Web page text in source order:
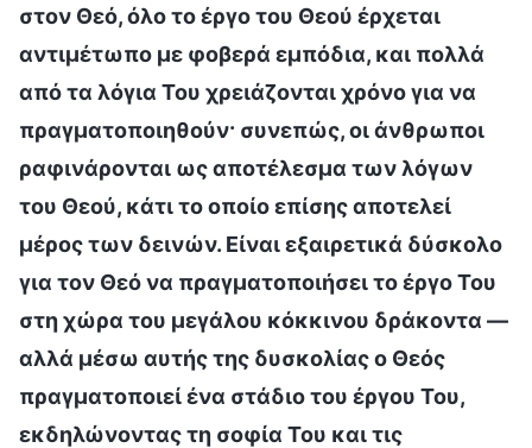
στον Θεό, όλο το έργο του Θεού έρχεται
αντιμέτωπο με φοβερά εμπόδια, και πολλά
από τα λόγια Του χρειάζονται χρόνο για να
πραγματοποιηθούν· συνεπώς, οι άνθρωποι
ραφινάρονται ως αποτέλεσμα των λόγων
του Θεού, κάτι το οποίο επίσης αποτελεί
μέρος των δεινών. Είναι εξαιρετικά δύσκολο
για τον Θεό να πραγματοποιήσει το έργο Του
στη χώρα του μεγάλου κόκκινου δράκοντα —
αλλά μέσω αυτής της δυσκολίας ο Θεός
πραγματοποιεί ένα στάδιο του έργου Του,
εκδηλώνοντας τη σοφία Του και τις